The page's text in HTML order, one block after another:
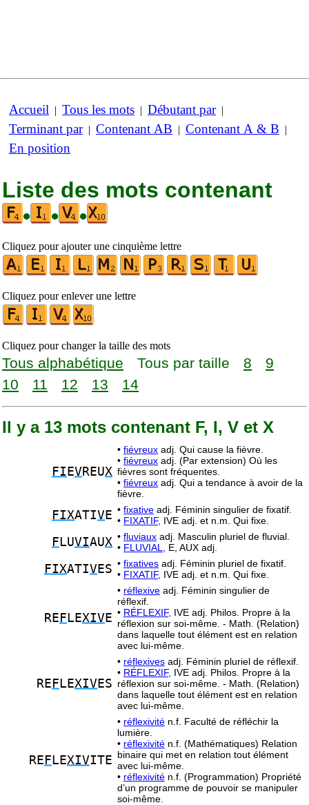
Accueil | Tous les mots | Débutant par|
Terminant par| Contenant AB | Contenant A & B |
En position
Liste des mots contenant
•
• •
Cliquez pour ajouter une cinquième lettre
Cliquez pour enlever une lettre
Cliquez pour changer la taille des mots
Tous alphabétique Tous par taille 8
9
10
11 12 13 14
Il y a 13 mots contenant F, I, V et X
FI EVREUX
• fiévreux adj. Qui cause la fièvre.
• fiévreux adj. (Par extension) Où les
fièvres sont fréquentes.
• fiévreux adj. Qui a tendance à avoir de la
fièvre.
FIXATIVE • fixative adj. Féminin singulier de fixatif.
• FIXATIF, IVE adj. et n.m. Qui fixe.
F LUVIAUX • fluviaux adj. Masculin pluriel de fluvial.
• FLUVIAL, E, AUX adj.
FIXATIVES • fixatives adj. Féminin pluriel de fixatif.
• FIXATIF, IVE adj. et n.m. Qui fixe.
RE F LEXIVE
• réflexive adj. Féminin singulier de
réflexif.
• RÉFLEXIF, IVE adj. Philos. Propre à la
réflexion sur soi-même. - Math. (Relation)
dans laquelle tout élément est en relation
avec lui-même.
RE F LEXIVES
• réflexives adj. Féminin pluriel de réflexif.
• RÉFLEXIF, IVE adj. Philos. Propre à la
réflexion sur soi-même. - Math. (Relation)
dans laquelle tout élément est en relation
avec lui-même.
RE F LEXIVITE
• réflexivité n.f. Faculté de réfléchir la
lumière.
• réflexivité n.f. (Mathématiques) Relation
binaire qui met en relation tout élément
avec lui-même.
• réflexivité n.f. (Programmation) Propriété
d’un programme de pouvoir se manipuler
soi-même.